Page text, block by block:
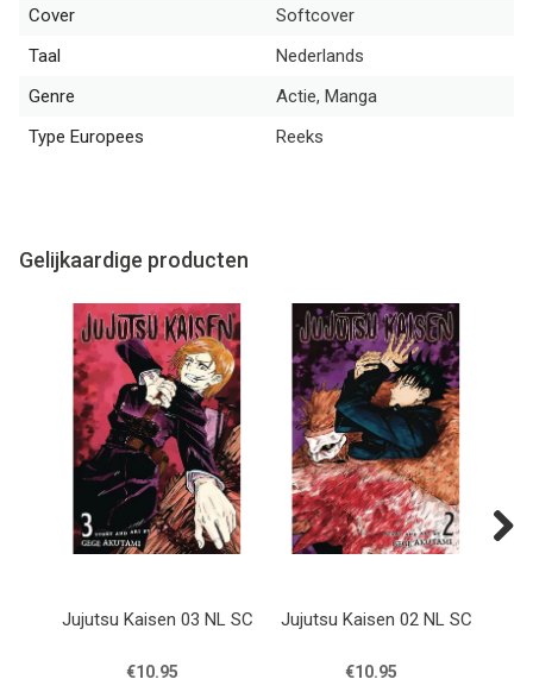
Cover
Softcover
Taal
Nederlands
Genre
Actie, Manga
Type Europees
Reeks
Gelijkaardige producten
Jujutsu Kaisen 03 NL SC
€10.95
Jujutsu Kaisen 02 NL SC
€10.95